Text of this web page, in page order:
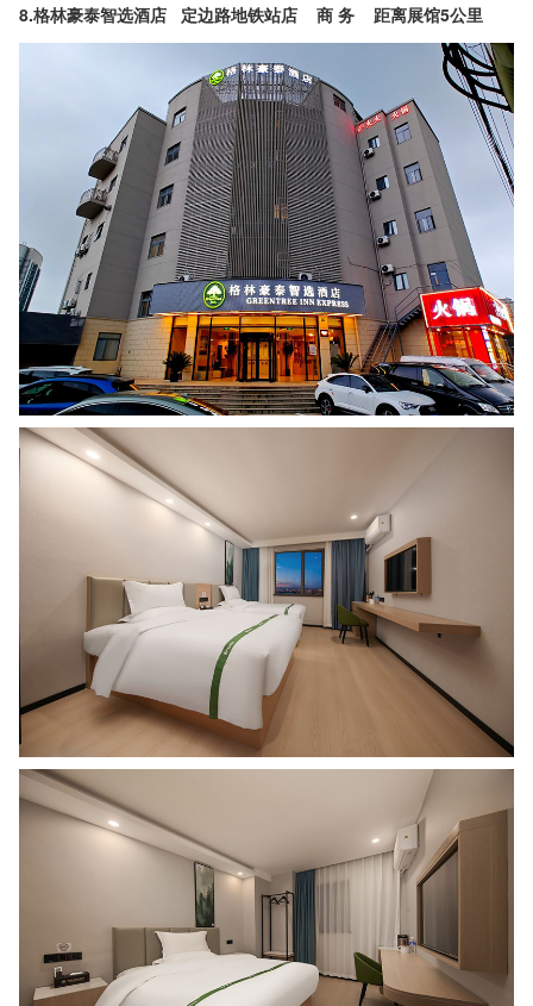
8.格林豪泰智选酒店 定边路地铁站店 商 务 距离展馆5公里